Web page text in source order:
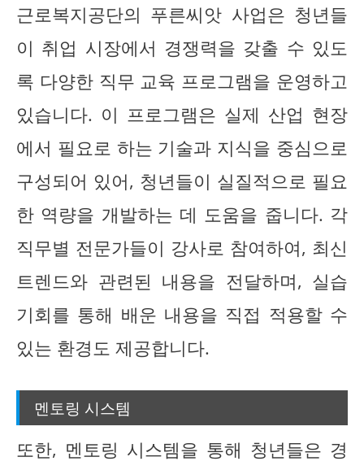
근로복지공단의 푸른씨앗 사업은 청년들
이 취업 시장에서 경쟁력을 갖출 수 있도
록 다양한 직무 교육 프로그램을 운영하고
있습니다. 이 프로그램은 실제 산업 현장
에서 필요로 하는 기술과 지식을 중심으로
구성되어 있어, 청년들이 실질적으로 필요
한 역량을 개발하는 데 도움을 줍니다. 각
직무별 전문가들이 강사로 참여하여, 최신
트렌드와 관련된 내용을 전달하며, 실습
기회를 통해 배운 내용을 직접 적용할 수
있는 환경도 제공합니다.
멘토링 시스템
또한, 멘토링 시스템을 통해 청년들은 경